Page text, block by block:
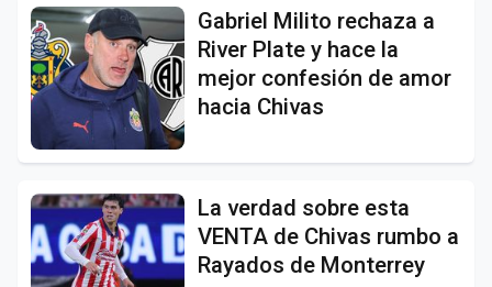
Gabriel Milito rechaza a
River Plate y hace la
mejor confesión de amor
hacia Chivas
La verdad sobre esta
VENTA de Chivas rumbo a
Rayados de Monterrey